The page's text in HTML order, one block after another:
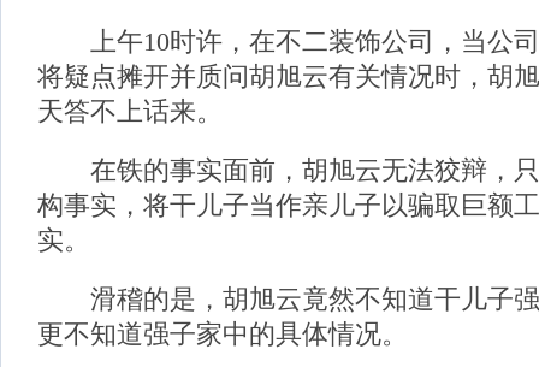
上午10时许，在不二装饰公司，当公
将疑点摊开并质问胡旭云有关情况时，胡
天答不上话来。
在铁的事实面前，胡旭云无法狡辩，只
构事实，将干儿子当作亲儿子以骗取巨额
实。
滑稽的是，胡旭云竟然不知道干儿子强
更不知道强子家中的具体情况。